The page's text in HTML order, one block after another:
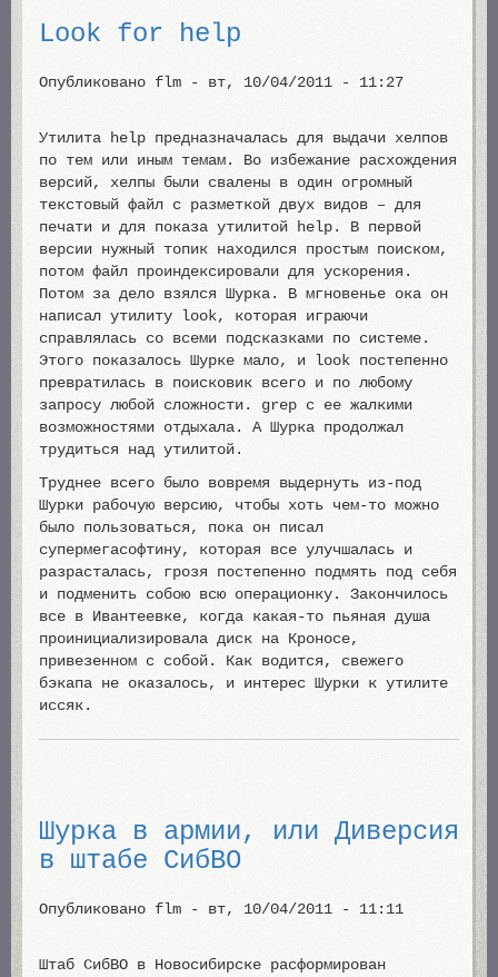
Look for help
Опубликовано flm - вт, 10/04/2011 - 11:27
Утилита help предназначалась для выдачи хелпов
по тем или иным темам. Во избежание расхождения
версий, хелпы были свалены в один огромный
текстовый файл с разметкой двух видов – для
печати и для показа утилитой help. В первой
версии нужный топик находился простым поиском,
потом файл проиндексировали для ускорения.
Потом за дело взялся Шурка. В мгновенье ока он
написал утилиту look, которая играючи
справлялась со всеми подсказками по системе.
Этого показалось Шурке мало, и look постепенно
превратилась в поисковик всего и по любому
запросу любой сложности. grep с ее жалкими
возможностями отдыхала. А Шурка продолжал
трудиться над утилитой.
Труднее всего было вовремя выдернуть из-под
Шурки рабочую версию, чтобы хоть чем-то можно
было пользоваться, пока он писал
супермегасофтину, которая все улучшалась и
разрасталась, грозя постепенно подмять под себя
и подменить собою всю операционку. Закончилось
все в Ивантеевке, когда какая-то пьяная душа
проинициализировала диск на Кроносе,
привезенном с собой. Как водится, свежего
бэкапа не оказалось, и интерес Шурки к утилите
иссяк.
Шурка в армии, или Диверсия
в штабе СибВО
Опубликовано flm - вт, 10/04/2011 - 11:11
Штаб СибВО в Новосибирске расформирован